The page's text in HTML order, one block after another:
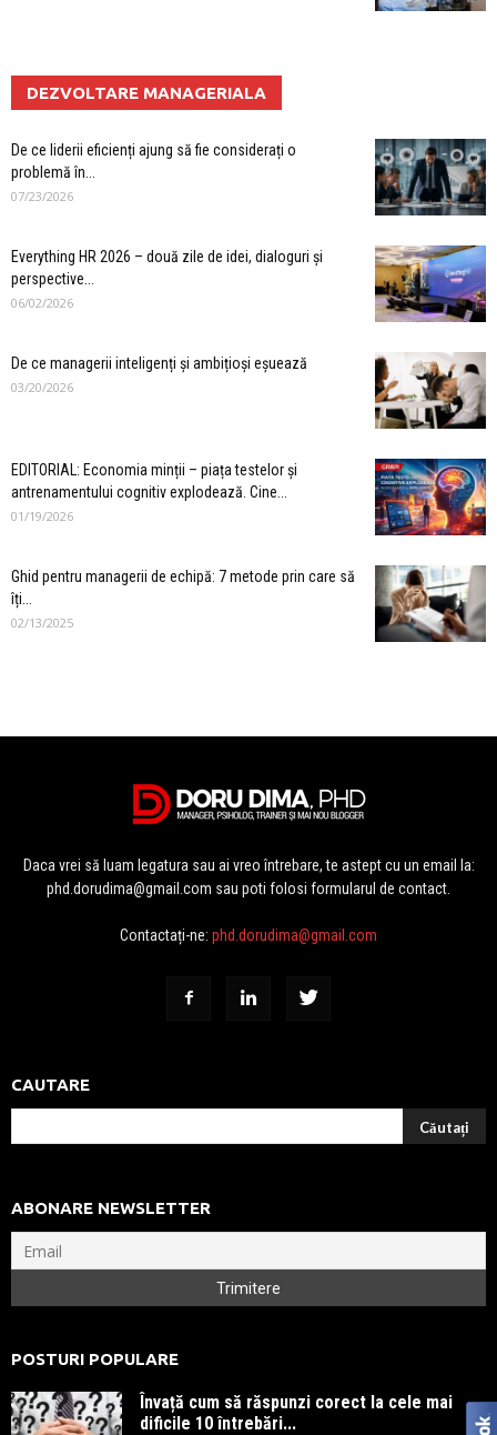
DEZVOLTARE MANAGERIALA
De ce liderii eficienți ajung să fie considerați o
problemă în...
07/23/2026
Everything HR 2026 – două zile de idei, dialoguri și
perspective...
06/02/2026
De ce managerii inteligenți și ambițioși eșuează
03/20/2026
EDITORIAL: Economia minții – piața testelor și
antrenamentului cognitiv explodează. Cine...
01/19/2026
Ghid pentru managerii de echipă: 7 metode prin care să
îți...
02/13/2025
Daca vrei să luam legatura sau ai vreo întrebare, te astept cu un email la:
phd.dorudima@gmail.com sau poti folosi formularul de contact.
Contactați-ne: phd.dorudima@gmail.com
CAUTARE
ABONARE NEWSLETTER
POSTURI POPULARE
Învață cum să răspunzi corect la cele mai
dificile 10 întrebări...